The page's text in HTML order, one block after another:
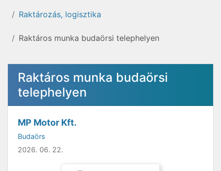
Raktározás, logisztika
Raktáros munka budaörsi telephelyen
Raktáros munka budaörsi
telephelyen
MP Motor Kft.
Budaörs
2026. 06. 22.